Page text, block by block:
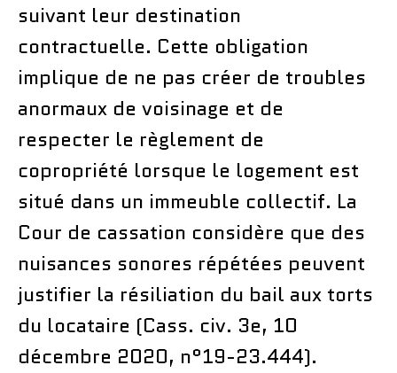
suivant leur destination
contractuelle. Cette obligation
implique de ne pas créer de troubles
anormaux de voisinage et de
respecter le règlement de
copropriété lorsque le logement est
situé dans un immeuble collectif. La
Cour de cassation considère que des
nuisances sonores répétées peuvent
justifier la résiliation du bail aux torts
du locataire (Cass. civ. 3e, 10
décembre 2020, n°19-23.444).